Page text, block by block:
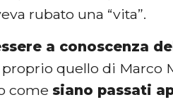
rubato una “vita”.
a conoscenza
quello di Marco
come siano passati